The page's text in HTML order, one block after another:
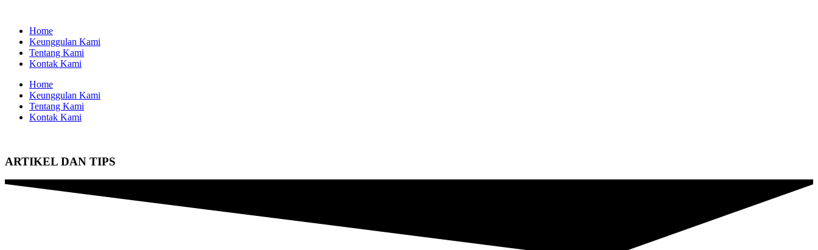
Home
Keunggulan Kami
Tentang Kami
Kontak Kami
Home
Keunggulan Kami
Tentang Kami
Kontak Kami
ARTIKEL DAN TIPS